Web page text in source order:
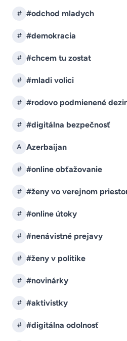
# #odchod mladych
# #demokracia
# #chcem tu zostat
# #mladi volici
# #rodovo podmienené
# #digitálna bezpečnosť
A Azerbaijan
# #online obťažovanie
# #ženy vo verejnom
# #online útoky
# #nenávistné prejavy
# #ženy v politike
# #novinárky
# #aktivistky
# #digitálna odolnosť